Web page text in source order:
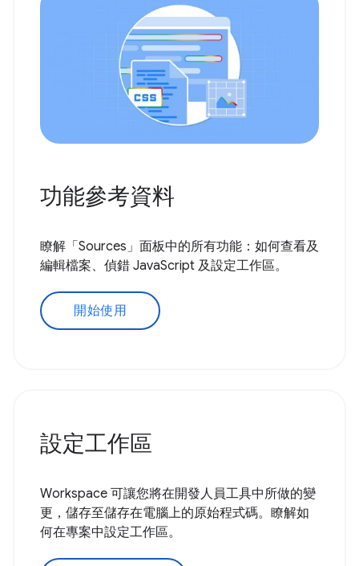
功能參考資料
瞭解「Sources」面板中的所有功能：如何查看及
編輯檔案、偵錯 JavaScript 及設定工作區。
開始使用
設定工作區
Workspace 可讓您將在開發人員工具中所做的變
更，儲存至儲存在電腦上的原始程式碼。瞭解如
何在專案中設定工作區。